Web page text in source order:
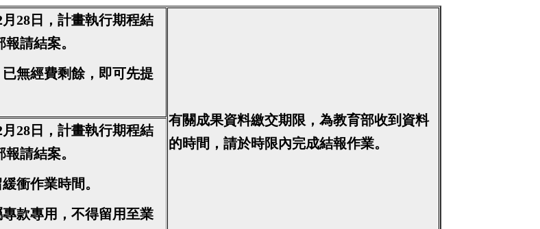
28日，計畫執行期程結
請結案。
無經費剩餘，即可先提
有關成果資料繳交期限，為教育部收到資料
的時間，請於時限內完成結報作業。
28日，計畫執行期程結
請結案。
衝作業時間。
款專用，不得留用至業